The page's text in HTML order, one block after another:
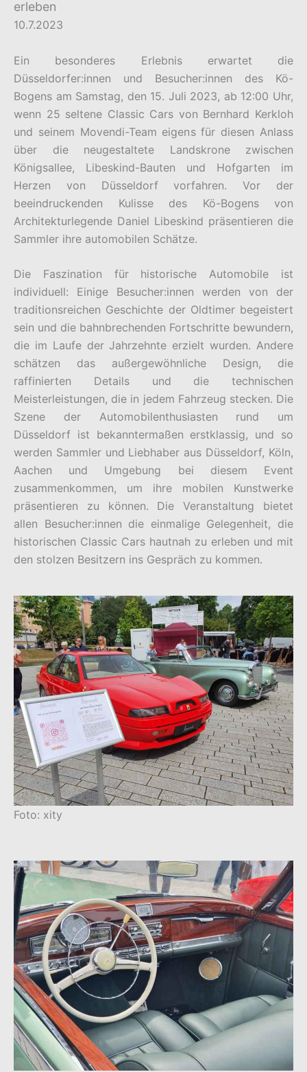
erleben
10.7.2023
Ein besonderes Erlebnis erwartet die
Düsseldorfer:innen und Besucher:innen des Kö-
Bogens am Samstag, den 15. Juli 2023, ab 12:00 Uhr,
wenn 25 seltene Classic Cars von Bernhard Kerkloh
und seinem Movendi-Team eigens für diesen Anlass
über die neugestaltete Landskrone zwischen
Königsallee, Libeskind-Bauten und Hofgarten im
Herzen von Düsseldorf vorfahren. Vor der
beeindruckenden Kulisse des Kö-Bogens von
Architekturlegende Daniel Libeskind präsentieren die
Sammler ihre automobilen Schätze.
Die Faszination für historische Automobile ist
individuell: Einige Besucher:innen werden von der
traditionsreichen Geschichte der Oldtimer begeistert
sein und die bahnbrechenden Fortschritte bewundern,
die im Laufe der Jahrzehnte erzielt wurden. Andere
schätzen das außergewöhnliche Design, die
raffinierten Details und die technischen
Meisterleistungen, die in jedem Fahrzeug stecken. Die
Szene der Automobilenthusiasten rund um
Düsseldorf ist bekanntermaßen erstklassig, und so
werden Sammler und Liebhaber aus Düsseldorf, Köln,
Aachen und Umgebung bei diesem Event
zusammenkommen, um ihre mobilen Kunstwerke
präsentieren zu können. Die Veranstaltung bietet
allen Besucher:innen die einmalige Gelegenheit, die
historischen Classic Cars hautnah zu erleben und mit
den stolzen Besitzern ins Gespräch zu kommen.
Foto: xity